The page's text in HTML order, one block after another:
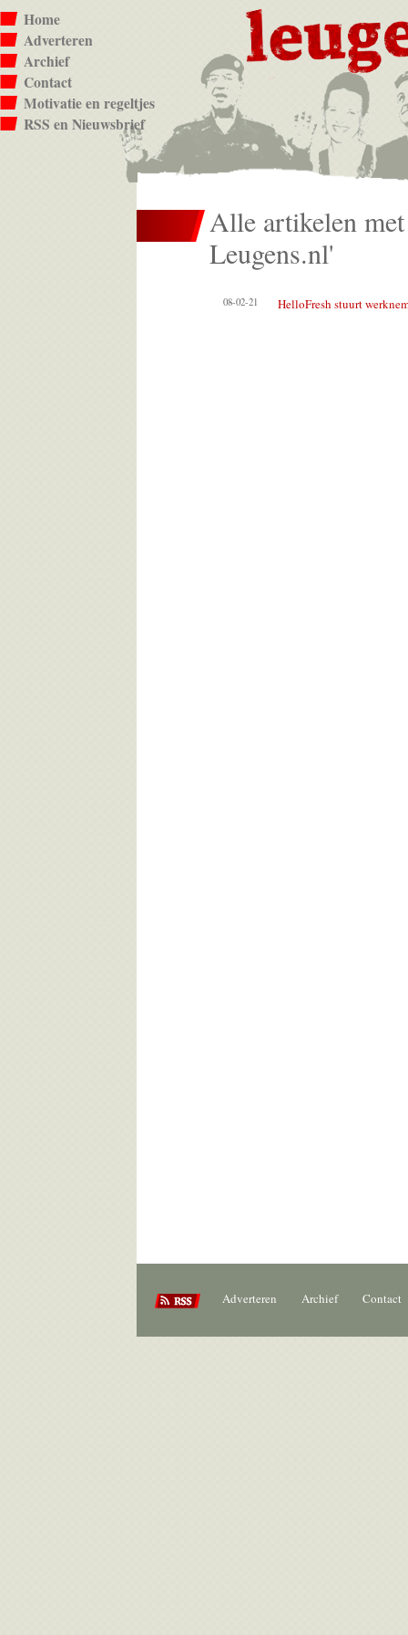
Home
Adverteren
Archief
Contact
Motivatie en regeltjes
RSS en Nieuwsbrief
Alle artikelen
Leugens.nl'
08-02-21 HelloFresh stuurt
Adverteren Archief Contact